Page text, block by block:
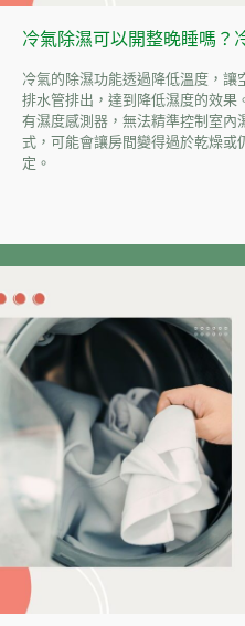
冷氣除濕可以開整晚睡嗎？
冷氣的除濕功能透過降低溫度，
排水管排出，達到降低濕度的效果
有濕度感測器，無法精準控制室
式，可能會讓房間變得過於乾燥
定。